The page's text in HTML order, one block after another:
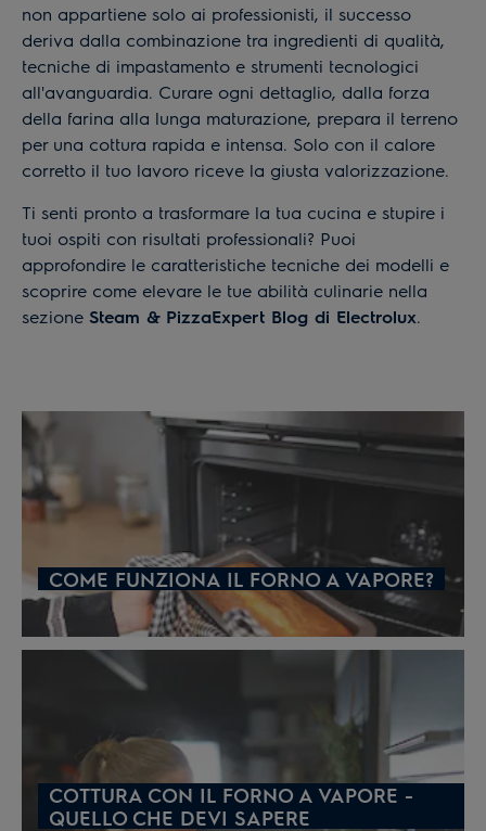
non appartiene solo ai professionisti, il successo
deriva dalla combinazione tra ingredienti di qualità,
tecniche di impastamento e strumenti tecnologici
all'avanguardia. Curare ogni dettaglio, dalla forza
della farina alla lunga maturazione, prepara il terreno
per una cottura rapida e intensa. Solo con il calore
corretto il tuo lavoro riceve la giusta valorizzazione.
Ti senti pronto a trasformare la tua cucina e stupire i
tuoi ospiti con risultati professionali? Puoi
approfondire le caratteristiche tecniche dei modelli e
scoprire come elevare le tue abilità culinarie nella
sezione Steam & PizzaExpert Blog di Electrolux.
COME FUNZIONA IL FORNO A VAPORE?
COTTURA CON IL FORNO A VAPORE -
QUELLO CHE DEVI SAPERE